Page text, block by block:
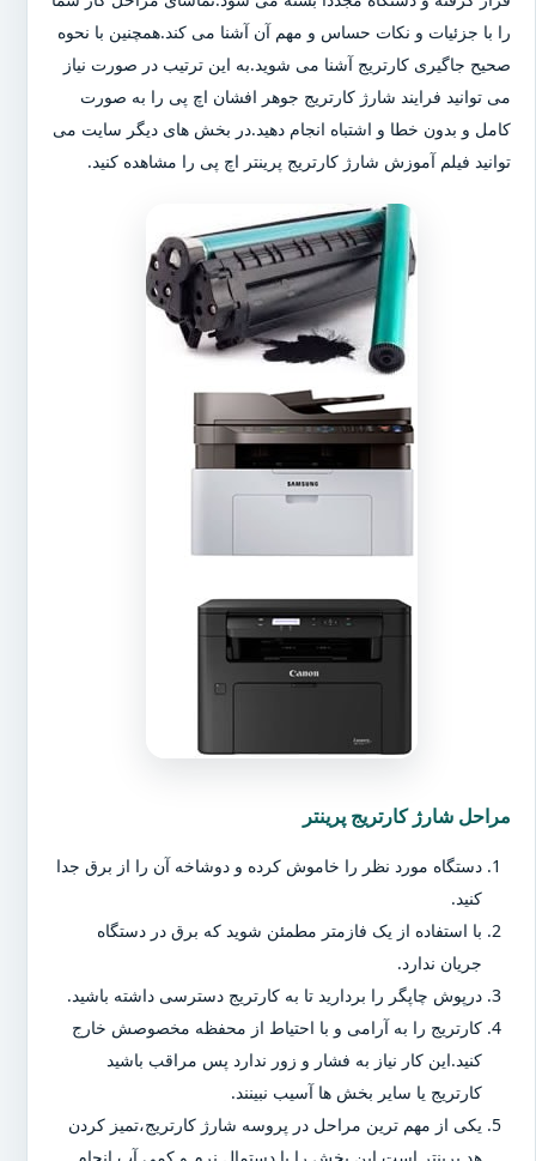
را با جزئیات و نکات حساس و مهم آن آشنا می کند.همچنین با نحوه
صحیح جاگیری کارتریج آشنا می شوید.به این ترتیب در صورت نیاز
می توانید فرایند شارژ کارتریج جوهر افشان اچ پی را به صورت
کامل و بدون خطا و اشتباه انجام دهید.در بخش های دیگر سایت می
توانید فیلم آموزش شارژ کارتریج پرینتر اچ پی را مشاهده کنید.
مراحل شارژ کارتریج پرینتر
دستگاه مورد نظر را خاموش کرده و دوشاخه آن را از برق جدا
کنید.
با استفاده از یک فازمتر مطمئن شوید که برق در دستگاه
جریان ندارد.
درپوش چاپگر را بردارید تا به کارتریج دسترسی داشته باشید.
کارتریج را به آرامی و با احتیاط از محفظه مخصوصش خارج
کنید.این کار نیاز به فشار و زور ندارد پس مراقب باشید
کارتریج یا سایر بخش ها آسیب نبینند.
یکی از مهم ترین مراحل در پروسه شارژ کارتریج،تمیز کردن